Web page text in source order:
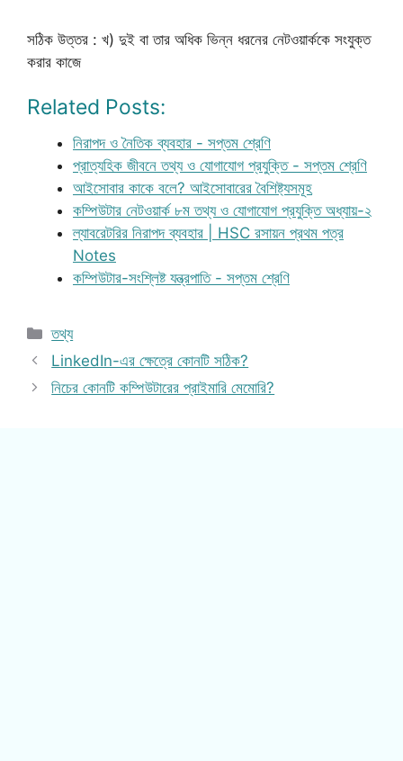
সঠিক উত্তর : খ) দুই বা তার অধিক ভিন্ন ধরনের নেটওয়ার্ককে সংযুক্ত
করার কাজে
Related Posts:
নিরাপদ ও নৈতিক ব্যবহার - সপ্তম শ্রেণি
প্রাত্যহিক জীবনে তথ্য ও যোগাযোগ প্রযুক্তি - সপ্তম শ্রেণি
আইসোবার কাকে বলে? আইসোবারের বৈশিষ্ট্যসমূহ
কম্পিউটার নেটওয়ার্ক ৮ম তথ্য ও যোগাযোগ প্রযুক্তি অধ্যায়-২
ল্যাবরেটরির নিরাপদ ব্যবহার | HSC রসায়ন প্রথম পত্র
Notes
কম্পিউটার-সংশ্লিষ্ট যন্ত্রপাতি - সপ্তম শ্রেণি
Categories
তথ্য
LinkedIn-এর ক্ষেত্রে কোনটি সঠিক?
নিচের কোনটি কম্পিউটারের প্রাইমারি মেমোরি?